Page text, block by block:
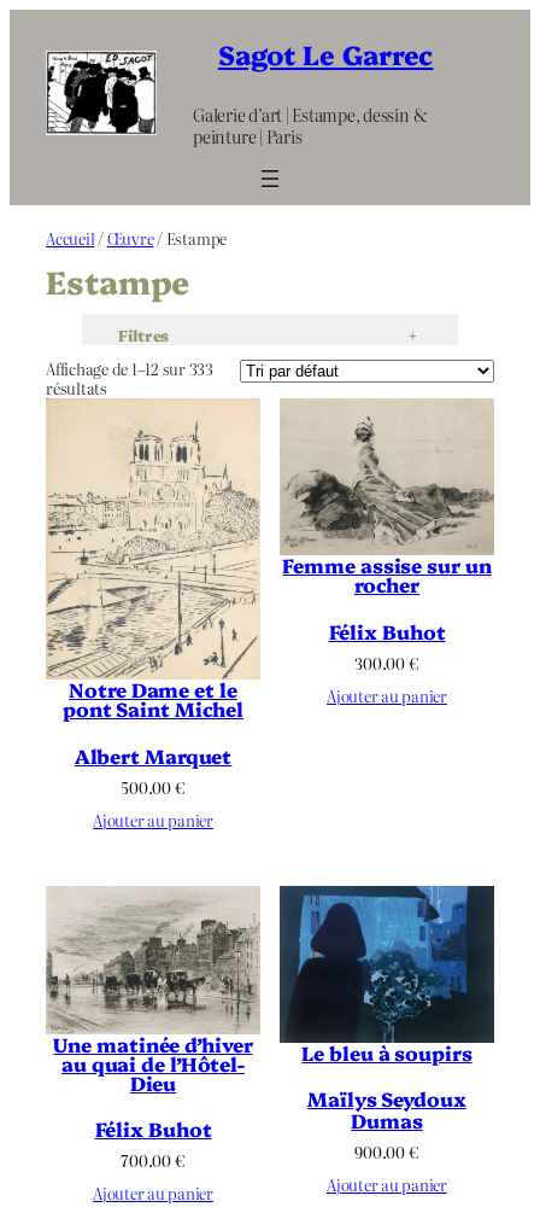
contenu
Sagot Le Garrec
Galerie d’art | Estampe, dessin &
peinture | Paris
Accueil /Œuvre/ Estampe
Estampe
Filtres +
Affichage de 1–12 sur 333
résultats
Notre Dame et le
pont Saint Michel
Albert Marquet
500.00€
Ajouter au panier
Femme assise sur un
rocher
Félix Buhot
300.00€
Ajouter au panier
Une matinée d’hiver
au quai de l’Hôtel-
Dieu
Félix Buhot
700.00€
Ajouter au panier
Le bleu à soupirs
Maïlys Seydoux
Dumas
900.00€
Ajouter au panier